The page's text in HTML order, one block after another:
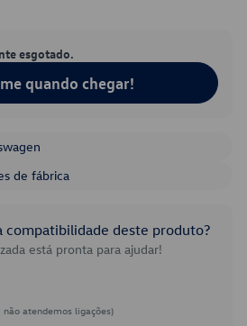
esgotado.
quando chegar!
de fábrica
compatibilidade deste produto?
está pronta para ajudar!
atendemos ligações)